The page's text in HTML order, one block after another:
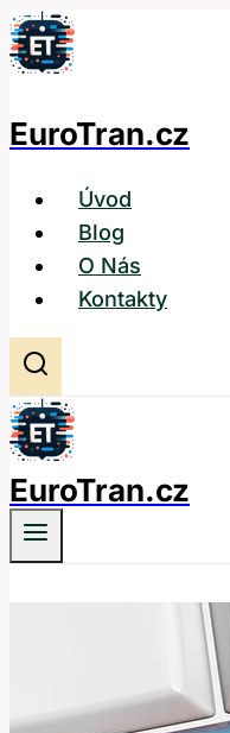
Přeskočit
na
EuroTran.cz
Úvod
Blog
O Nás
Kontakty
EuroTran.cz